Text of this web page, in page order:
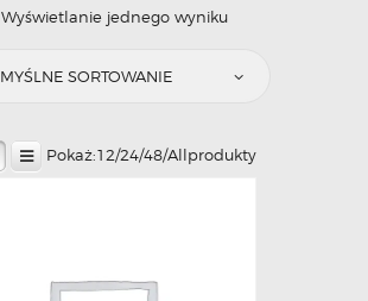
Wyświetlanie jednego wyniku
Pokaż:12/24/48/Allprodukty